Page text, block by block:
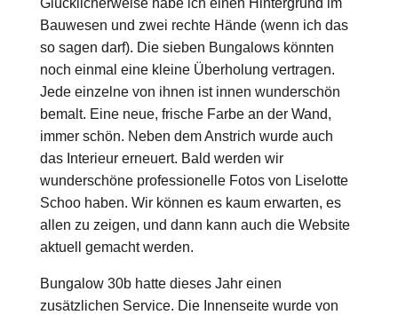
Glücklicherweise habe ich einen Hintergrund im
Bauwesen und zwei rechte Hände (wenn ich das
so sagen darf). Die sieben Bungalows könnten
noch einmal eine kleine Überholung vertragen.
Jede einzelne von ihnen ist innen wunderschön
bemalt. Eine neue, frische Farbe an der Wand,
immer schön. Neben dem Anstrich wurde auch
das Interieur erneuert. Bald werden wir
wunderschöne professionelle Fotos von Liselotte
Schoohaben. Wir können es kaum erwarten, es
allen zu zeigen, und dann kann auch die Website
aktuell gemacht werden.
Bungalow 30b hatte dieses Jahr einen
zusätzlichen Service. Die Innenseite wurde von